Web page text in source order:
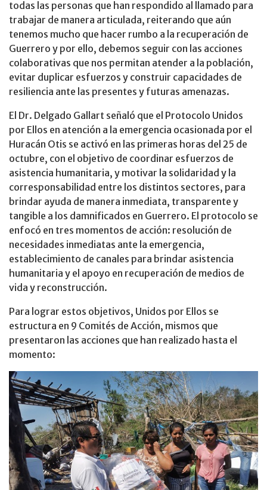
todas las personas que han respondido al llamado para
trabajar de manera articulada, reiterando que aún
tenemos mucho que hacer rumbo a la recuperación de
Guerrero y por ello, debemos seguir con las acciones
colaborativas que nos permitan atender a la población,
evitar duplicar esfuerzos y construir capacidades de
resiliencia ante las presentes y futuras amenazas.
El Dr. Delgado Gallart señaló que el Protocolo Unidos
por Ellos en atención a la emergencia ocasionada por el
Huracán Otis se activó en las primeras horas del 25 de
octubre, con el objetivo de coordinar esfuerzos de
asistencia humanitaria, y motivar la solidaridad y la
corresponsabilidad entre los distintos sectores, para
brindar ayuda de manera inmediata, transparente y
tangible a los damnificados en Guerrero. El protocolo se
enfocó en tres momentos de acción: resolución de
necesidades inmediatas ante la emergencia,
establecimiento de canales para brindar asistencia
humanitaria y el apoyo en recuperación de medios de
vida y reconstrucción.
Para lograr estos objetivos, Unidos por Ellos se
estructura en 9 Comités de Acción, mismos que
presentaron las acciones que han realizado hasta el
momento: